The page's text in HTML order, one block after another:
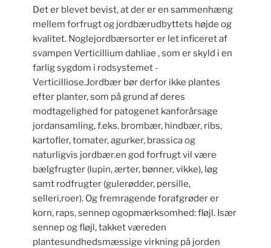
Det er blevet bevist, at der er en sammenhæng
mellem forfrugt og jordbærudbyttets højde og
kvalitet. Noglejordbærsorter er let inficeret af
svampen Verticillium dahliae , som er skyld i en
farlig sygdom i rodsystemet -
Verticilliose.Jordbær bør derfor ikke plantes
efter planter, som på grund af deres
modtagelighed for patogenet kanforårsage
jordansamling, f.eks. brombær, hindbær, ribs,
kartofler, tomater, agurker, brassica og
naturligvis jordbær.en god forfrugt vil være
bælgfrugter (lupin, ærter, bønner, vikke), løg
samt rodfrugter (gulerødder, persille,
selleri,roer). Og fremragende forafgrøder er
korn, raps, sennep ogopmærksomhed: fløjl. Især
sennep og fløjl, takket væreden
plantesundhedsmæssige virkning på jorden